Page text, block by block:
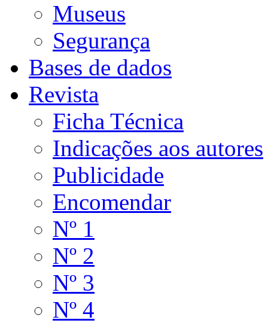
Museus
Segurança
Bases de dados
Revista
Ficha Técnica
Indicações aos autores
Publicidade
Encomendar
Nº 1
Nº 2
Nº 3
Nº 4